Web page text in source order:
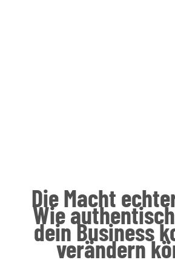
Die Macht
Wie
dein Business
verändern